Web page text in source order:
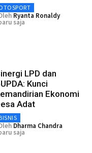
Ryanta Ronaldy
saja
LPD dan
Kunci
Ekonomi
Adat
Dharma Chandra
saja